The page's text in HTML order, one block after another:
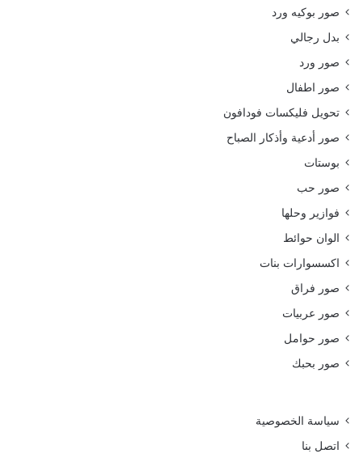
صور بوكيه ورد
بدل رجالي
صور ورد
صور اطفال
تحويل فليكسات فودافون
صور أدعية وأذكار الصباح
بوستات
صور حب
فوازير وحلها
الوان حوائط
اكسسوارات بنات
صور فراق
صور عربيات
صور حوامل
صور بحبك
سياسة الخصوصية
اتصل بنا